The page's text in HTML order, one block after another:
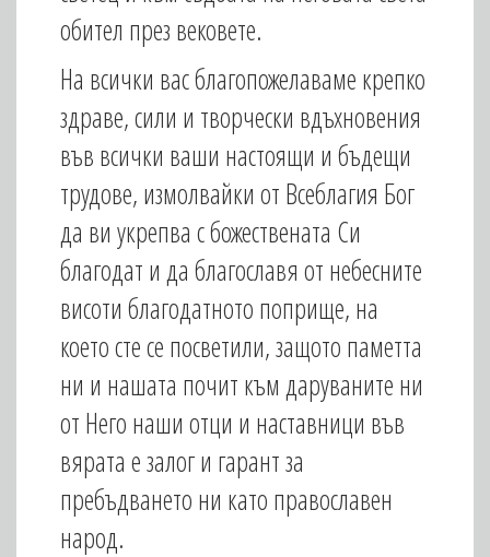
обител през вековете.
На всички вас благопожелаваме крепко
здраве, сили и творчески вдъхновения
във всички ваши настоящи и бъдещи
трудове, измолвайки от Всеблагия Бог
да ви укрепва с божествената Си
благодат и да благославя от небесните
висоти благодатното поприще, на
което сте се посветили, защото паметта
ни и нашата почит към даруваните ни
от Него наши отци и наставници във
вярата е залог и гарант за
пребъдването ни като православен
народ.